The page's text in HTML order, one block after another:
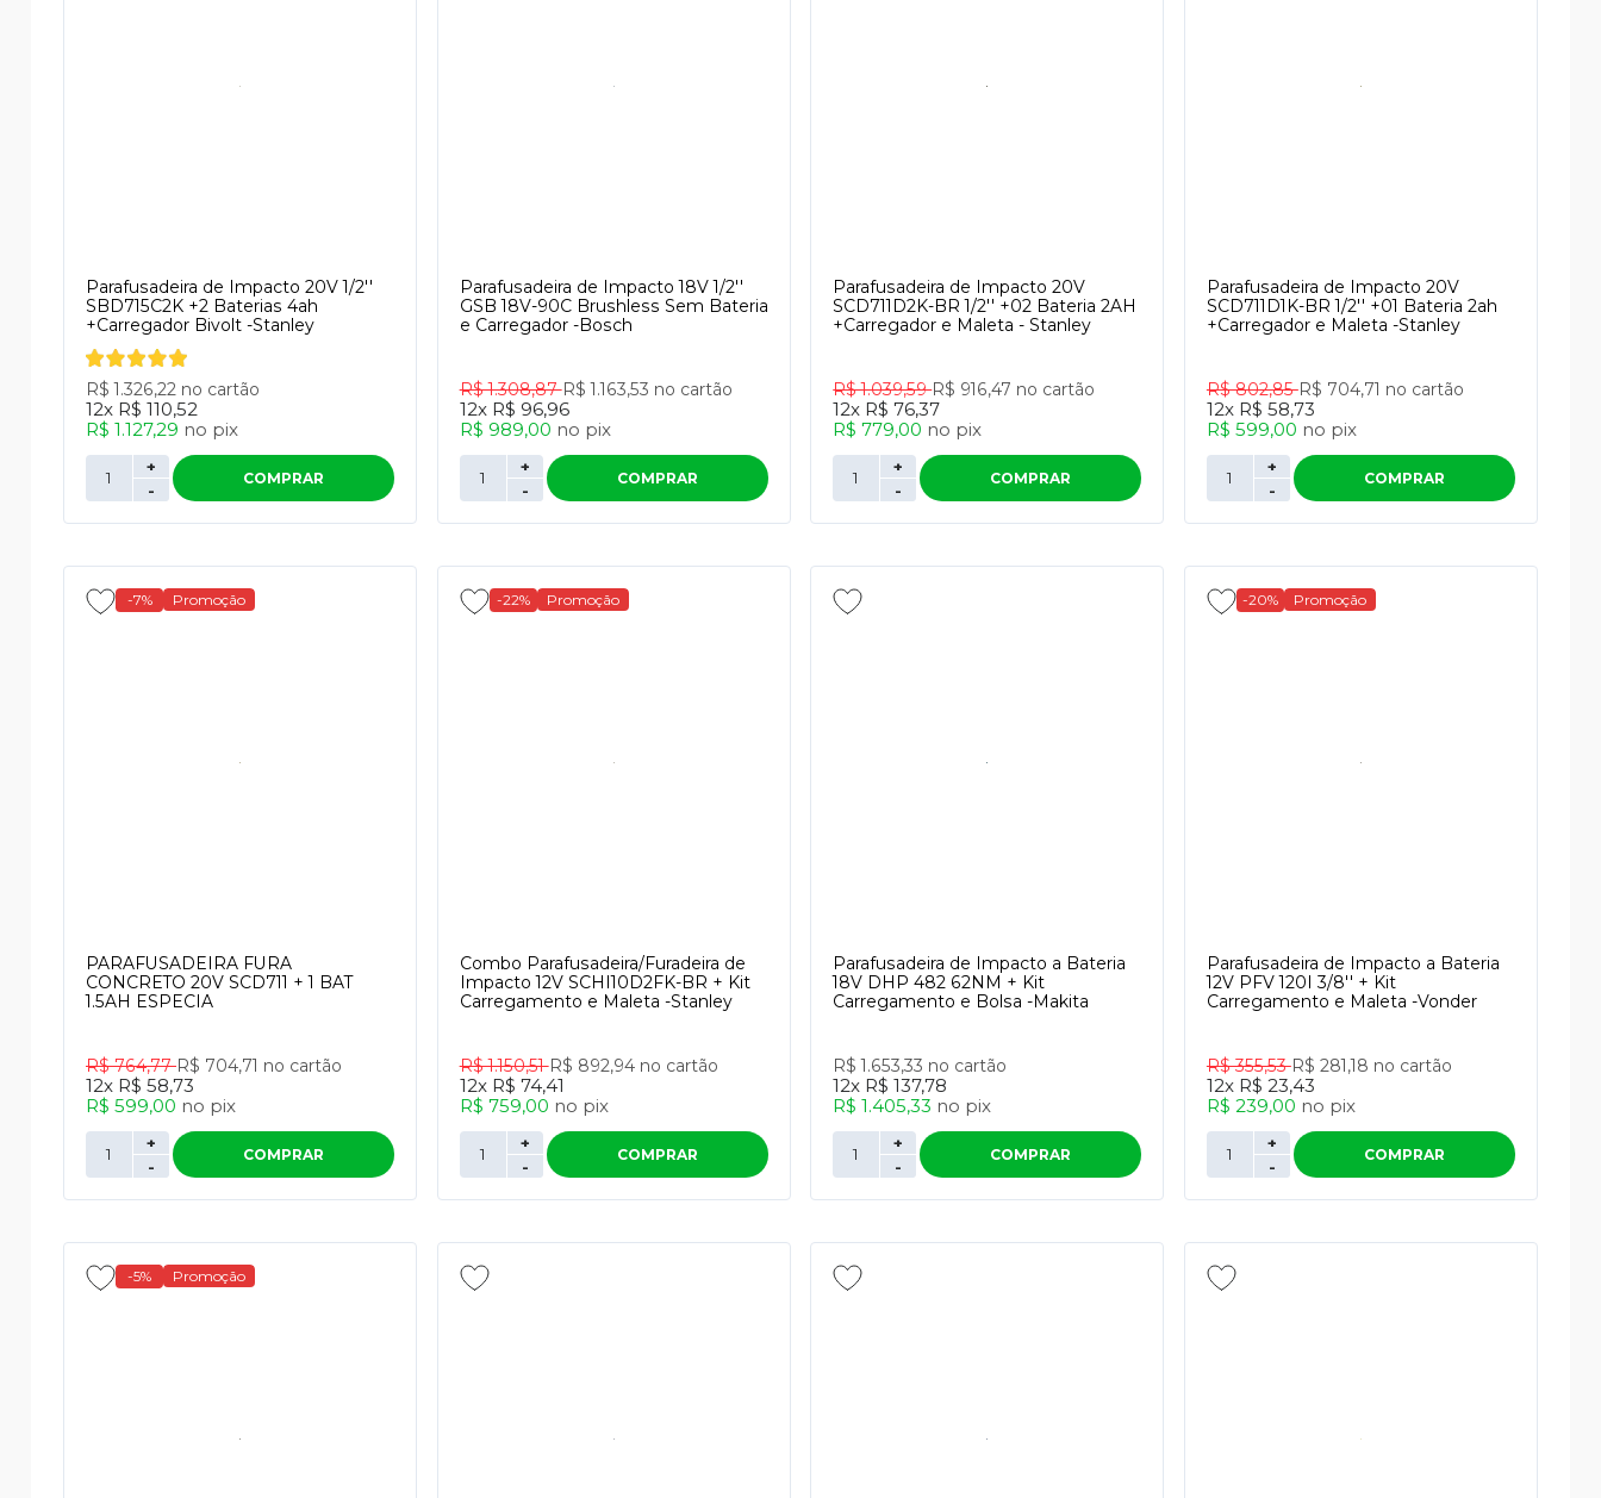
Parafusadeira de Impacto 20V 1/2''
SBD715C2K +2 Baterias 4ah
+Carregador Bivolt -Stanley
R$ 1.326,22 no cartão
12x R$ 110,52
R$ 1.127,29 no pix
-
+
COMPRAR
Parafusadeira de Impacto 18V 1/2''
GSB 18V-90C Brushless Sem Bateria
e Carregador -Bosch
R$ 1.308,87R$ 1.163,53 no cartão
12x R$ 96,96
R$ 989,00 no pix
-
+
COMPRAR
Parafusadeira de Impacto 20V
SCD711D2K-BR 1/2'' +02 Bateria 2AH
+Carregador e Maleta - Stanley
R$ 1.039,59R$ 916,47 no cartão
12x R$ 76,37
R$ 779,00 no pix
-
+
COMPRAR
Parafusadeira de Impacto 20V
SCD711D1K-BR 1/2'' +01 Bateria 2ah
+Carregador e Maleta -Stanley
R$ 802,85R$ 704,71 no cartão
12x R$ 58,73
R$ 599,00 no pix
-
+
COMPRAR
-7% Promoção
PARAFUSADEIRA FURA
CONCRETO 20V SCD711 + 1 BAT
1.5AH ESPECIA
R$ 764,77R$ 704,71 no cartão
12x R$ 58,73
R$ 599,00 no pix
-
+
COMPRAR
-22% Promoção
Combo Parafusadeira/Furadeira de
Impacto 12V SCHI10D2FK-BR + Kit
Carregamento e Maleta -Stanley
R$ 1.150,51R$ 892,94 no cartão
12x R$ 74,41
R$ 759,00 no pix
-
+
COMPRAR
Parafusadeira de Impacto a Bateria
18V DHP 482 62NM + Kit
Carregamento e Bolsa -Makita
R$ 1.653,33 no cartão
12x R$ 137,78
R$ 1.405,33 no pix
-
+
COMPRAR
-20% Promoção
Parafusadeira de Impacto a Bateria
12V PFV 120I 3/8'' + Kit
Carregamento e Maleta -Vonder
R$ 355,53R$ 281,18 no cartão
12x R$ 23,43
R$ 239,00 no pix
-
+
COMPRAR
-5% Promoção